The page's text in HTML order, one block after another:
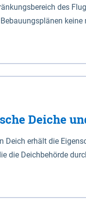
des
keine
Deiche
Deich erhält die
die Deichbehörde
zu dienen